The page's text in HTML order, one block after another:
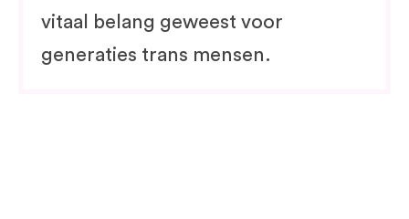
vitaal belang geweest voor
generaties trans mensen.